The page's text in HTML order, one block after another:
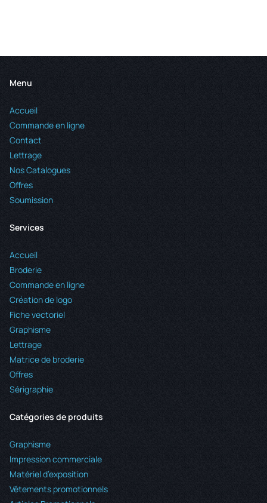
Menu
Accueil
Commande en ligne
Contact
Lettrage
Nos Catalogues
Offres
Soumission
Services
Accueil
Broderie
Commande en ligne
Création de logo
Fiche vectoriel
Graphisme
Lettrage
Matrice de broderie
Offres
Sérigraphie
Catégories de produits
Graphisme
Impression commerciale
Matériel d’exposition
Vêtements promotionnels